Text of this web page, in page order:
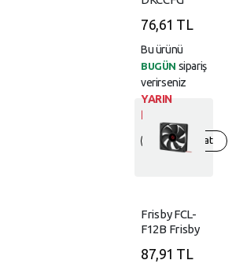
Nesil
LGA17X18X
Çerçeve Gri
76,61 TL
Bu ürünü
BUGÜN sipariş
verirseniz
YARIN
Hızlıca göz at
Frisby FCL-
F12B Frisby
(120mm)
87,91 TL